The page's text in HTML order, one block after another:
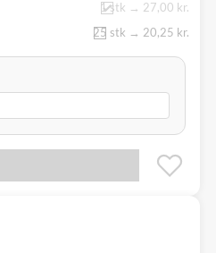
1 stk → 27,00 kr.
25 stk → 20,25 kr.